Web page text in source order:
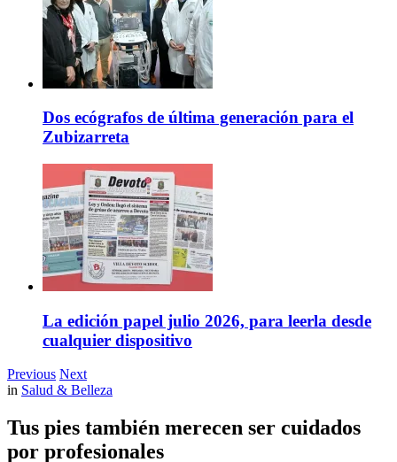
Dos ecógrafos de última generación para el
Zubizarreta
La edición papel julio 2026, para leerla desde
cualquier dispositivo
Previous Next
in Salud & Belleza
Tus pies también merecen ser cuidados
por profesionales